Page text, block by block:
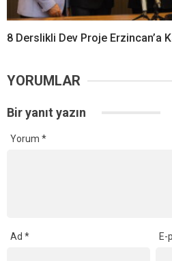
8 Derslikli Dev Proje Erzincan’a
YORUMLAR
Bir yanıt yazın
Yorum *
Ad *